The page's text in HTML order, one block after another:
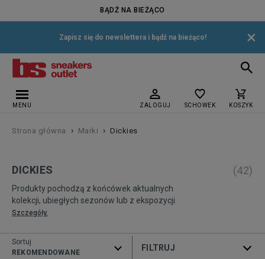
BĄDŹ NA BIEŻĄCO
Zapisz się do newslettera i bądź na bieżąco! ×
MENU ZALOGUJ SCHOWEK KOSZYK
Strona główna › Marki › Dickies
DICKIES
Produkty pochodzą z końcówek aktualnych
kolekcji, ubiegłych sezonów lub z ekspozycji.
Szczegóły.
(42)
ROZWIŃ FILTRY
Sortuj
REKOMENDOWANE